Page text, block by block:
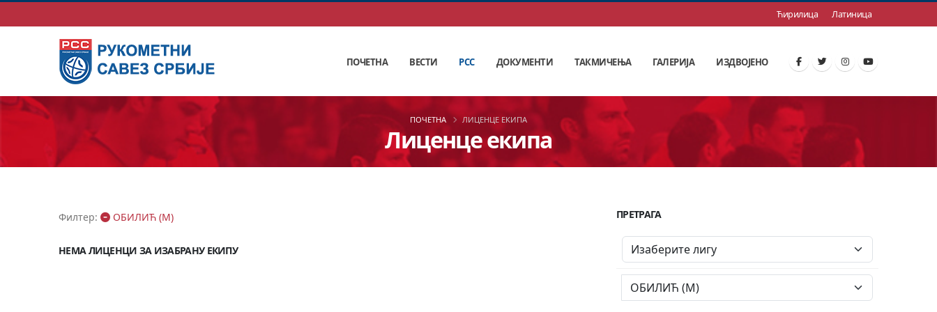
Ћирилица Латиница
ПОЧЕТНА ВЕСТИ РСС ДОКУМЕНТИ ТАКМИЧЕЊА ГАЛЕРИЈА ИЗДВОЈЕНО
Лиценце екипа
ПОЧЕТНА ЛИЦЕНЦЕ ЕКИПА
Филтер: ОБИЛИЋ (М)
НЕМА ЛИЦЕНЦИ ЗА ИЗАБРАНУ ЕКИПУ
ПРЕТРАГА